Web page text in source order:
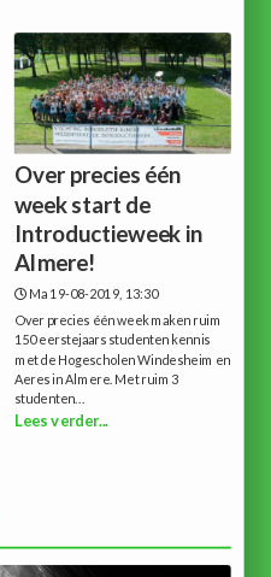
Over precies één
week start de
Introductieweek in
Almere!
Ma 19-08-2019, 13:30
Over precies één week maken ruim
150 eerstejaars studenten kennis
met de Hogescholen Windesheim en
Aeres in Almere. Met ruim 3
studenten...
Lees verder...